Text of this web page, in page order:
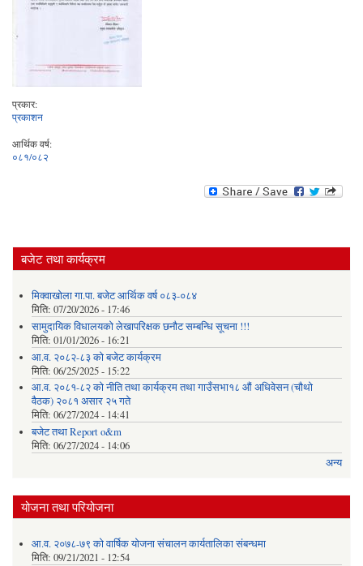
प्रकार:
प्रकाशन
आर्थिक वर्ष:
०८१/०८२
बजेट तथा कार्यक्रम
मिक्वाखोला गा.पा. बजेट आर्थिक वर्ष ०८३-०८४
मिति: 07/20/2026 - 17:46
सामुदायिक विधालयको लेखापरिक्षक छनौट सम्बन्धि सूचना !!!
मिति: 01/01/2026 - 16:21
आ.व. २०८२-८३ को बजेट कार्यक्रम
मिति: 06/25/2025 - 15:22
आ.व. २०८१-८२ को नीति तथा कार्यक्रम तथा गाउँसभा१८ औं अधिवेसन (चौथो
वैठक) २०८१ असार २५ गते
मिति: 06/27/2024 - 14:41
बजेट तथा Report o&m
मिति: 06/27/2024 - 14:06
अन्य
योजना तथा परियोजना
आ.व. २०७८-७९ को वार्षिक योजना संचालन कार्यतालिका संबन्धमा
मिति: 09/21/2021 - 12:54